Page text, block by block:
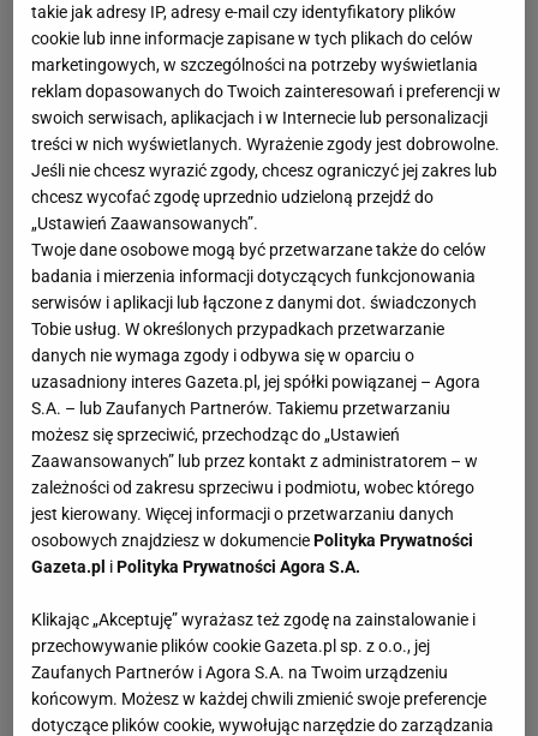
takie jak adresy IP, adresy e-mail czy identyfikatory plików
cookie lub inne informacje zapisane w tych plikach do celów
marketingowych, w szczególności na potrzeby wyświetlania
reklam dopasowanych do Twoich zainteresowań i preferencji w
swoich serwisach, aplikacjach i w Internecie lub personalizacji
treści w nich wyświetlanych. Wyrażenie zgody jest dobrowolne.
Jeśli nie chcesz wyrazić zgody, chcesz ograniczyć jej zakres lub
chcesz wycofać zgodę uprzednio udzieloną przejdź do
„Ustawień Zaawansowanych”.
Twoje dane osobowe mogą być przetwarzane także do celów
badania i mierzenia informacji dotyczących funkcjonowania
serwisów i aplikacji lub łączone z danymi dot. świadczonych
Tobie usług. W określonych przypadkach przetwarzanie
danych nie wymaga zgody i odbywa się w oparciu o
uzasadniony interes Gazeta.pl, jej spółki powiązanej – Agora
S.A. – lub Zaufanych Partnerów. Takiemu przetwarzaniu
możesz się sprzeciwić, przechodząc do „Ustawień
Zaawansowanych” lub przez kontakt z administratorem – w
zależności od zakresu sprzeciwu i podmiotu, wobec którego
jest kierowany. Więcej informacji o przetwarzaniu danych
osobowych znajdziesz w dokumenciePolityka Prywatności
Gazeta.pl iPolityka Prywatności Agora S.A.
Klikając „Akceptuję” wyrażasz też zgodę na zainstalowanie i
przechowywanie plików cookie Gazeta.pl sp. z o.o., jej
Zaufanych Partnerów i Agora S.A. na Twoim urządzeniu
końcowym. Możesz w każdej chwili zmienić swoje preferencje
dotyczące plików cookie, wywołując narzędzie do zarządzania